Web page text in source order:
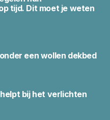
tijd. Dit moet je weten
een wollen dekbed
bij het verlichten